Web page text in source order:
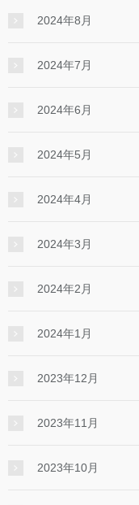
2024年8月
2024年7月
2024年6月
2024年5月
2024年4月
2024年3月
2024年2月
2024年1月
2023年12月
2023年11月
2023年10月